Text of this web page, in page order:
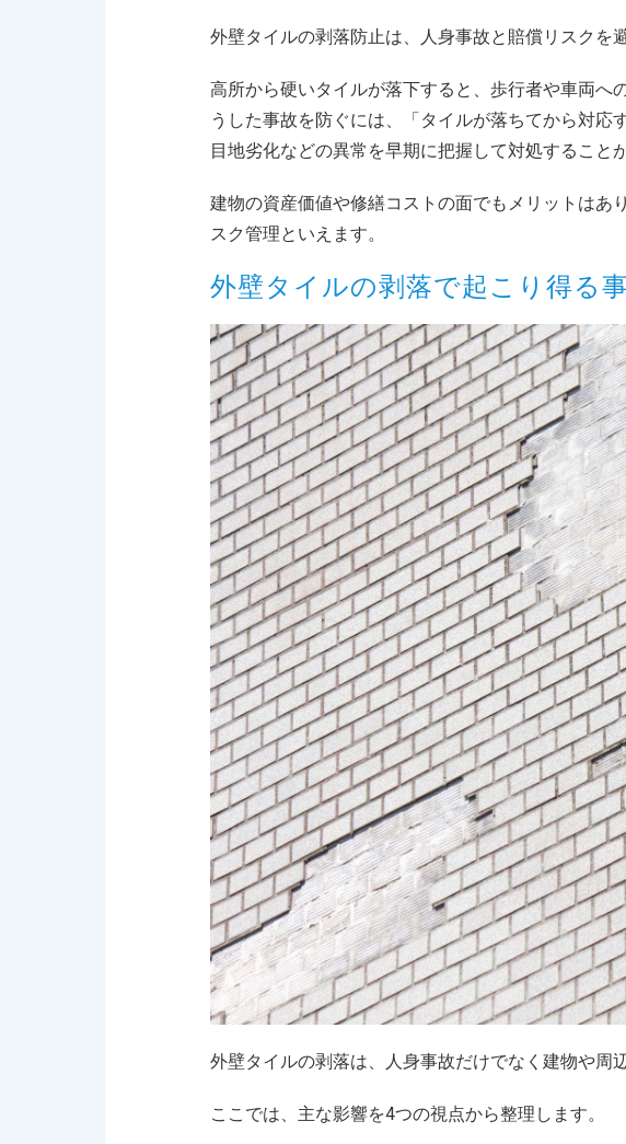
外壁タイルの剥落防止は、 人身事故と賠償リスクを
高所から硬いタイルが落下すると、歩行者や車両へ
うした事故を防ぐには、「タイルが落ちてから対応
目地劣化などの異常を早期に把握して対処すること
建物の資産価値や修繕コストの面でもメリットはあ
スク管理といえます。
外壁タイルの剥落で起こり得る
外壁タイルの剥落は、人身事故だけでなく建物や周
ここでは、主な影響を4つの視点から整理します。